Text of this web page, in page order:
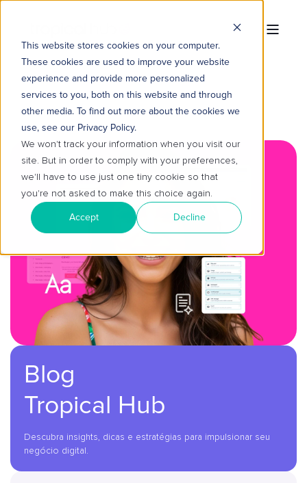
This website stores cookies on your computer.
These cookies are used to improve your website
experience and provide more personalized
services to you, both on this website and through
other media. To find out more about the cookies we
use, see our Privacy Policy.
We won't track your information when you visit our
site. But in order to comply with your preferences,
we'll have to use just one tiny cookie so that
you're not asked to make this choice again.
Accept Decline
Blog
Tropical Hub
Descubra insights, dicas e estratégias para impulsionar seu
negócio digital.